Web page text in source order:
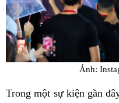
Ảnh:
Trong một sự kiện gần